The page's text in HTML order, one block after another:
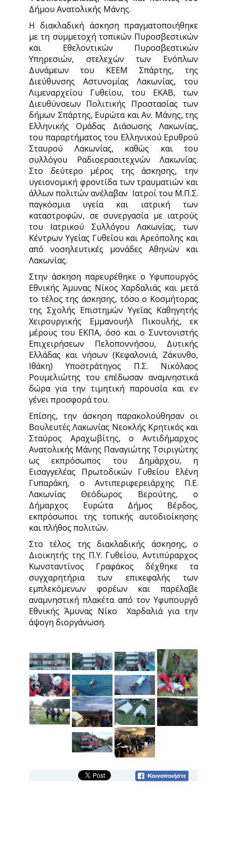
Δήμου Ανατολικής Μάνης.
Η διακλαδική άσκηση πραγματοποιήθηκε
με τη συμμετοχή τοπικών Πυροσβεστικών
και Εθελοντικών Πυροσβεστικών
Υπηρεσιών, στελεχών των Ενόπλων
Δυνάμεων του ΚΕΕΜ Σπάρτης, της
Διεύθυνσης Αστυνομίας Λακωνίας, του
Λιμεναρχείου Γυθείου, του ΕΚΑΒ, των
Διευθύνσεων Πολιτικής Προστασίας των
δήμων Σπάρτης, Ευρώτα και Αν. Μάνης, της
Ελληνικής Ομάδας Διάσωσης Λακωνίας,
του παραρτήματος του Ελληνικού Ερυθρού
Σταυρού Λακωνίας, καθώς και του
συλλόγου Ραδιοερασιτεχνών Λακωνίας.
Στο δεύτερο μέρος της άσκησης, την
υγειονομική φροντίδα των τραυματιών και
άλλων πολιτών ανέλαβαν Ιατροί του Μ.Π.Σ.
παγκόσμια υγεία και ιατρική των
καταστροφών, σε συνεργασία με ιατρούς
του Ιατρικού Συλλόγου Λακωνίας, των
Κέντρων Υγείας Γυθείου και Αρεόπολης και
από νοσηλευτικές μονάδες Αθηνών και
Λακωνίας.
Στην άσκηση παρευρέθηκε ο Υφυπουργός
Εθνικής Άμυνας Νίκος Χαρδαλιάς και μετά
το τέλος της άσκησης, τόσο ο Κοσμήτορας
της Σχολής Επιστημών Υγείας Καθηγητής
Χειρουργικής Εμμανουήλ Πικουλής, εκ
μέρους του ΕΚΠΑ, όσο και ο Συντονιστής
Επιχειρήσεων Πελοποννήσου, Δυτικής
Ελλάδας και νήσων (Κεφαλονιά, Ζάκυνθο,
Ιθάκη) Υποστράτηγος Π.Σ. Νικόλαος
Ρουμελιώτης του επέδωσαν αναμνηστικά
δώρα για την τιμητική παρουσία και εν
γένει προσφορά του.
Επίσης, την άσκηση παρακολούθησαν οι
Βουλευτές Λακωνίας Νεοκλής Κρητικός και
Σταύρος Αραχωβίτης, ο Αντιδήμαρχος
Ανατολικής Μάνης Παναγιώτης Τσιριγώτης
ως εκπρόσωπος του Δημάρχου, η
Εισαγγελέας Πρωτοδικών Γυθείου Ελένη
Γυπαράκη, ο Αντιπεριφερειάρχης Π.Ε.
Λακωνίας Θεόδωρος Βερούτης, ο
Δήμαρχος Ευρώτα Δήμος Βέρδος,
εκπρόσωποι της τοπικής αυτοδιοίκησης
και πλήθος πολιτών.
Στο τέλος της διακλαδικής άσκησης, ο
Διοικητής της Π.Υ. Γυθείου, Αντιπύραρχος
Κωνσταντίνος Γραφάκος δέχθηκε τα
συγχαρητήρια των επικεφαλής των
εμπλεκόμενων φορέων και παρέλαβε
αναμνηστική πλακέτα από τον Υφυπουργό
Εθνικής Άμυνας Νίκο Χαρδαλιά για την
άψογη διοργάνωση.